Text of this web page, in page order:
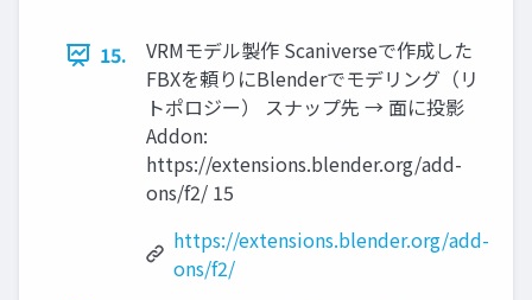
15.
VRMモデル製作 Scaniverseで作成した
FBXを頼りにBlenderでモデリング（リ
トポロジー） スナップ先 → 面に投影
Addon:
https://extensions.blender.org/add-
ons/f2/ 15
https://extensions.blender.org/add-
ons/f2/